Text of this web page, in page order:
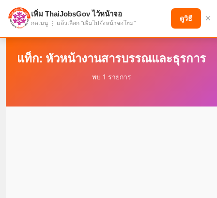
แบ่งปันโอกาส เพื่ออนาคตที่ก้าวหน้า
แท็ก: หัวหน้างานสารบรรณและธุรการ
พบ 1 รายการ
เพิ่ม ThaiJobsGov ไว้หน้าจอ
กดเมนู ⋮ แล้วเลือก "เพิ่มไปยังหน้าจอโฮม"
ดูวิธี ×